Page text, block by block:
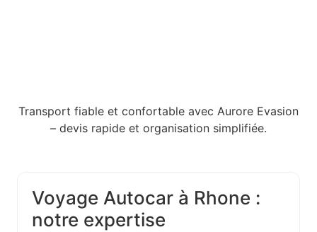
Transport fiable et confortable avec Aurore Evasion
– devis rapide et organisation simplifiée.
Voyage Autocar à Rhone :
notre expertise